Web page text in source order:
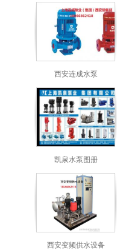
西安连成水泵
凯泉水泵图册
西安变频供水设备